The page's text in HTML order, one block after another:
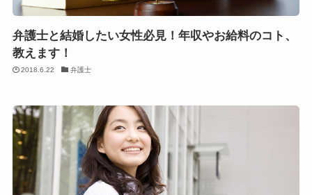
弁護士と結婚したい女性必見！年収やお給料のコト、
教えます！
2018.6.22 弁護士